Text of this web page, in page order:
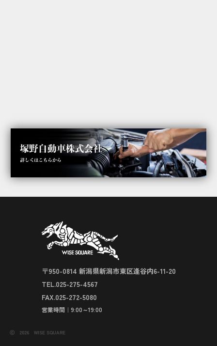
〒950-0814 新潟県新潟市東区逢谷内6-11-20
TEL.025-275-4567
FAX.025-272-5080
営業時間｜9:00～19:00
ⓒ 2026 WISE SQUARE